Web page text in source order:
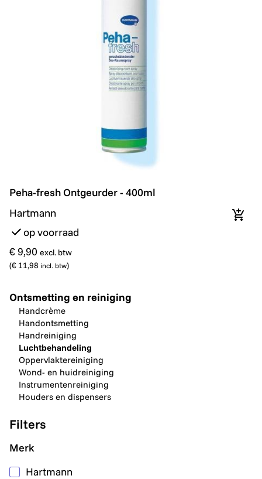
Peha-fresh Ontgeurder - 400ml
Peha-fresh Ontgeurder - 400ml
Hartmann
op voorraad
€ 9,90 excl. btw
(€ 11,98 incl. btw)
In
Ontsmetting en reiniging
Handcrème
Handontsmetting
Handreiniging
Luchtbehandeling
Oppervlaktereiniging
Wond- en huidreiniging
Instrumentenreiniging
Houders en dispensers
Filters
Merk
Hartmann